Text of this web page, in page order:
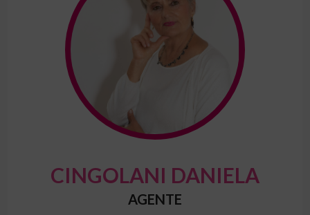
CINGOLANI DANIELA
AGENTE